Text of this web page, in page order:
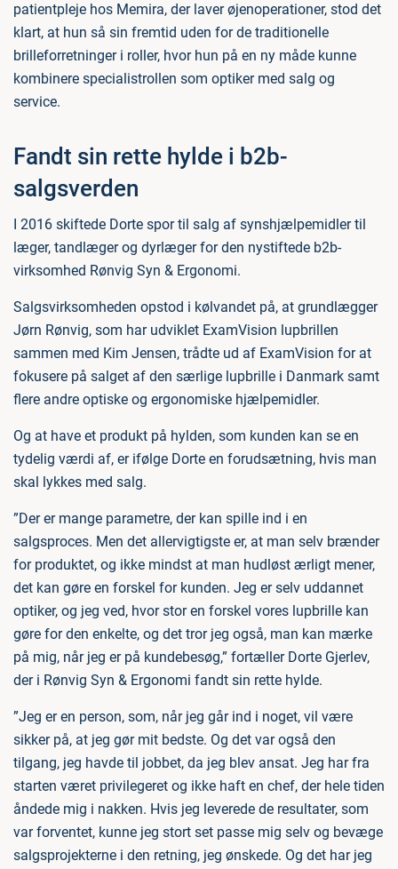
patientpleje hos Memira, der laver øjenoperationer, stod det
klart, at hun så sin fremtid uden for de traditionelle
brilleforretninger i roller, hvor hun på en ny måde kunne
kombinere specialistrollen som optiker med salg og
service.
Fandt sin rette hylde i b2b-
salgsverden
I 2016 skiftede Dorte spor til salg af synshjælpemidler til
læger, tandlæger og dyrlæger for den nystiftede b2b-
virksomhed Rønvig Syn & Ergonomi.
Salgsvirksomheden opstod i kølvandet på, at grundlægger
Jørn Rønvig, som har udviklet ExamVision lupbrillen
sammen med Kim Jensen, trådte ud af ExamVision for at
fokusere på salget af den særlige lupbrille i Danmark samt
flere andre optiske og ergonomiske hjælpemidler.
Og at have et produkt på hylden, som kunden kan se en
tydelig værdi af, er ifølge Dorte en forudsætning, hvis man
skal lykkes med salg.
”Der er mange parametre, der kan spille ind i en
salgsproces. Men det allervigtigste er, at man selv brænder
for produktet, og ikke mindst at man hudløst ærligt mener,
det kan gøre en forskel for kunden. Jeg er selv uddannet
optiker, og jeg ved, hvor stor en forskel vores lupbrille kan
gøre for den enkelte, og det tror jeg også, man kan mærke
på mig, når jeg er på kundebesøg,” fortæller Dorte Gjerlev,
der i Rønvig Syn & Ergonomi fandt sin rette hylde.
”Jeg er en person, som, når jeg går ind i noget, vil være
sikker på, at jeg gør mit bedste. Og det var også den
tilgang, jeg havde til jobbet, da jeg blev ansat. Jeg har fra
starten været privilegeret og ikke haft en chef, der hele tiden
åndede mig i nakken. Hvis jeg leverede de resultater, som
var forventet, kunne jeg stort set passe mig selv og bevæge
salgsprojekterne i den retning, jeg ønskede. Og det har jeg